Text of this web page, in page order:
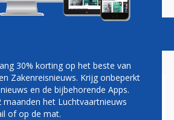
MAX 10
30% korting op het beste van
Zakenreisnieuws. Krijg onbeperkt
en de bijbehorende Apps.
maanden het Luchtvaartnieuws
of op de mat.